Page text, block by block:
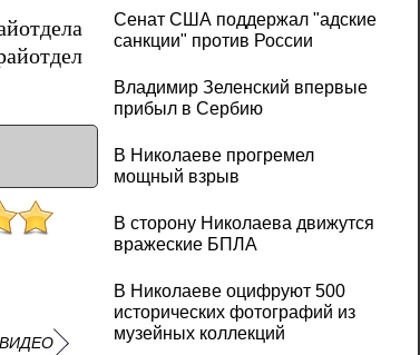
ВИДЕО
Сенат США поддержал "адские
санкции" против России
Владимир Зеленский впервые
прибыл в Сербию
В Николаеве прогремел
мощный взрыв
В сторону Николаева движутся
вражеские БПЛА
В Николаеве оцифруют 500
исторических фотографий из
музейных коллекций